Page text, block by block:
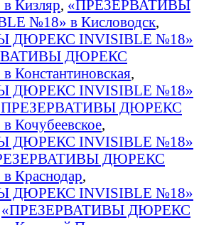
Кизляр, «ПРЕЗЕРВАТИВЫ
№18» в Кисловодск,
ДЮРЕКС INVISIBLE №18»
ДЮРЕКС
,
ДЮРЕКС INVISIBLE №18»
ДЮРЕКС
Кочубеевское,
ДЮРЕКС INVISIBLE №18»
ДЮРЕКС
Краснодар,
ДЮРЕКС INVISIBLE №18»
«ПРЕЗЕРВАТИВЫ ДЮРЕКС